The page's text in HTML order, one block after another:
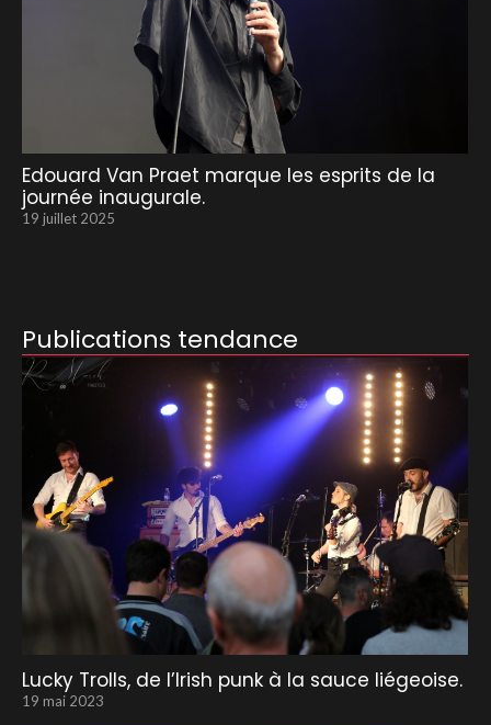
Edouard Van Praet marque les esprits de la
journée inaugurale.
19 juillet 2025
Publications tendance
Lucky Trolls, de l’Irish punk à la sauce liégeoise.
19 mai 2023